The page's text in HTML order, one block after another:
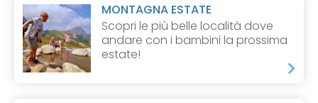
MONTAGNA ESTATE
Scopri le più belle località dove
andare con i bambini la prossima
estate!